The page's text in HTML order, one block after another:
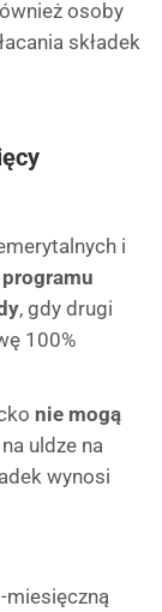
osoby
składek
i
, gdy drugi
100%
nie mogą
uldze na
wynosi
miesięczną